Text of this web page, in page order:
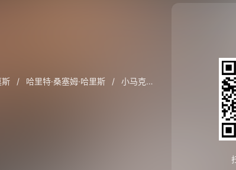
斯 / 哈里特·桑塞姆·哈里斯 / 小马克·布恩 托马斯·列农 /